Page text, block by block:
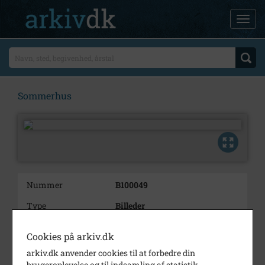
Sommerhus
Nummer
B100049
Type
Billeder
Periode
1914 - 1930
Cookies på arkiv.dk
arkiv.dk anvender cookies til at forbedre din